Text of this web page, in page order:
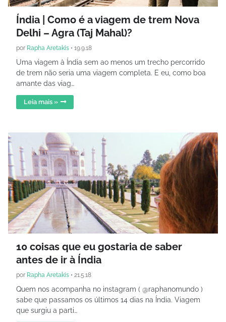
Índia | Como é a viagem de trem Nova
Delhi – Agra (Taj Mahal)?
por Rapha Aretakis • 19.9.18
Uma viagem à Índia sem ao menos um trecho percorrido
de trem não seria uma viagem completa. E eu, como boa
amante das viag…
Leia mais »
10 coisas que eu gostaria de saber
antes de ir à Índia
por Rapha Aretakis • 21.5.18
Quem nos acompanha no instagram ( @raphanomundo )
sabe que passamos os últimos 14 dias na Índia. Viagem
que surgiu a parti…